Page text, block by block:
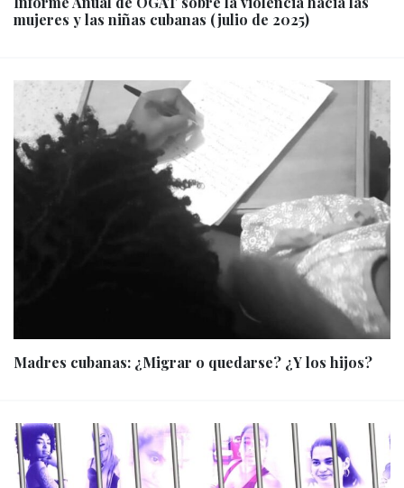
mujeres y las niñas cubanas (julio de 2025)
Madres cubanas: ¿Migrar o quedarse? ¿Y los hijos?